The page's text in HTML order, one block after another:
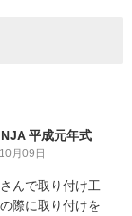
平成元年式
月09日
んで取り付け工
際に取り付けを